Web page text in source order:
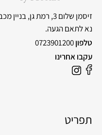
זיסמן שלום 3, רמת גן, בניין מכבי
נא לתאם הגעה.
טלפון0723901200
עקבו אחרינו
תפריט